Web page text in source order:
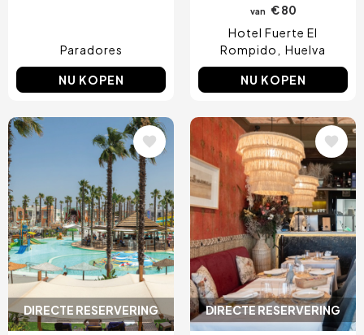
Paradores
NU KOPEN
van € 80
Hotel Fuerte El
Rompido
Huelva
NU KOPEN
DIRECTE RESERVERING
Afbeelding
DIRECTE RESERVERING
Afbeelding